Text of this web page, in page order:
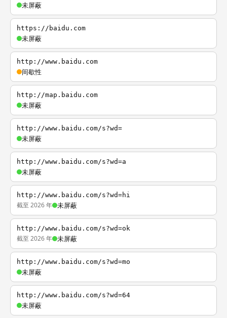
未屏蔽
https://baidu.com
未屏蔽
http://www.baidu.com
间歇性
http://map.baidu.com
未屏蔽
http://www.baidu.com/s?wd=
未屏蔽
http://www.baidu.com/s?wd=a
未屏蔽
http://www.baidu.com/s?wd=hi
截至 2026 年 未屏蔽
http://www.baidu.com/s?wd=ok
截至 2026 年 未屏蔽
http://www.baidu.com/s?wd=mo
未屏蔽
http://www.baidu.com/s?wd=64
未屏蔽